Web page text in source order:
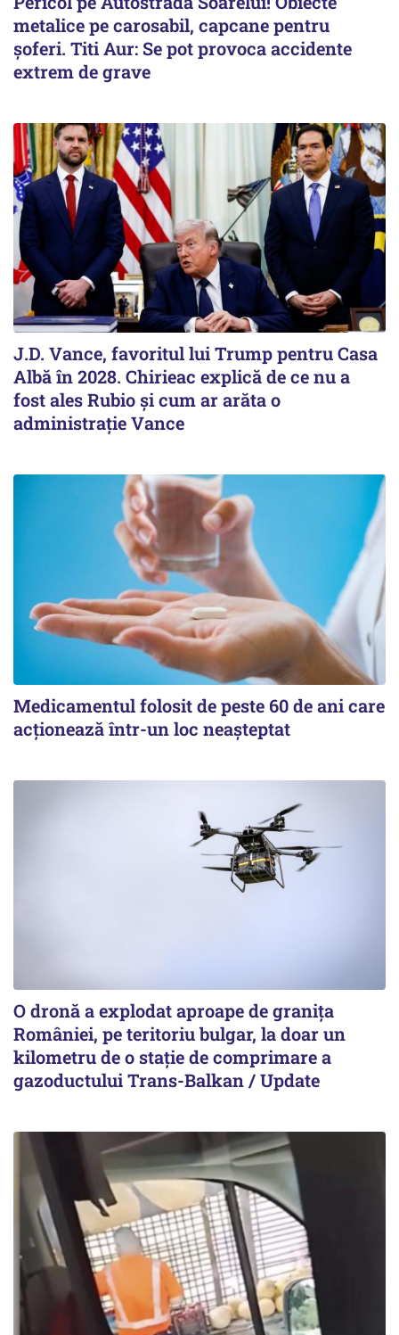
metalice pe carosabil, capcane pentru
șoferi. Titi Aur: Se pot provoca accidente
extrem de grave
J.D. Vance, favoritul lui Trump pentru Casa
Albă în 2028. Chirieac explică de ce nu a
fost ales Rubio și cum ar arăta o
administrație Vance
Medicamentul folosit de peste 60 de ani care
acționează într-un loc neașteptat
O dronă a explodat aproape de granița
României, pe teritoriu bulgar, la doar un
kilometru de o stație de comprimare a
gazoductului Trans-Balkan / Update